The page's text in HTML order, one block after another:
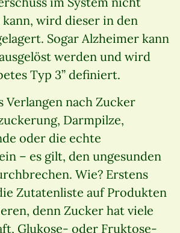
wird dieser in den
Sogar Alzheimer kann
werden und wird
Typ 3” definiert.
Verlangen nach Zucker
Darmpilze,
oder die echte
– es gilt, den ungesunden
Wie? Erstens
Zutatenliste auf Produkten
denn Zucker hat viele
Glukose- oder Fruktose-